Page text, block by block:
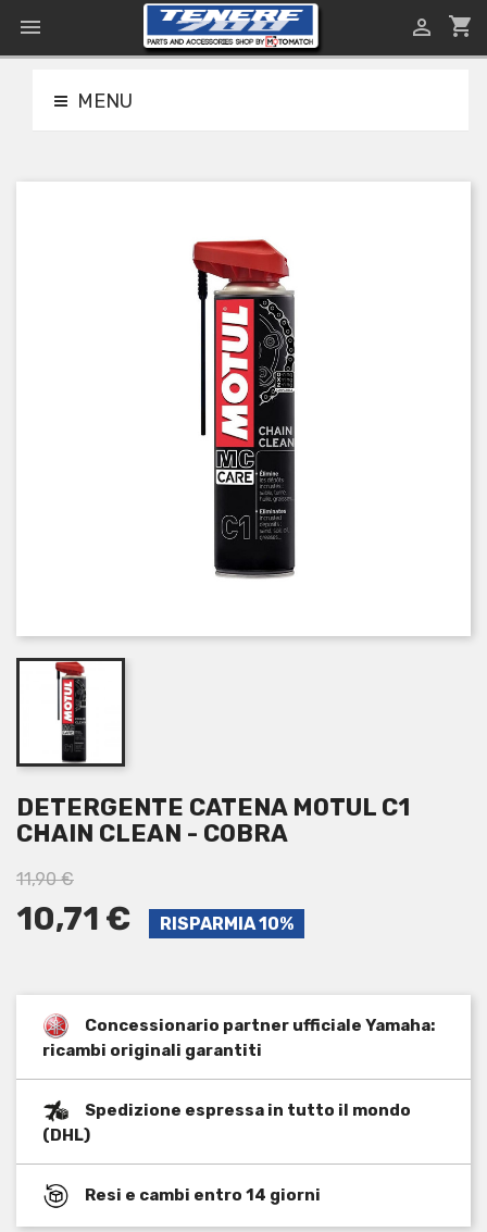
 shopping_cart

MENU
DETERGENTE CATENA MOTUL C1
CHAIN CLEAN - COBRA
11,90 €
10,71 € RISPARMIA 10%
Concessionario partner ufficiale Yamaha:
ricambi originali garantiti
Spedizione espressa in tutto il mondo
(DHL)
Resi e cambi entro 14 giorni